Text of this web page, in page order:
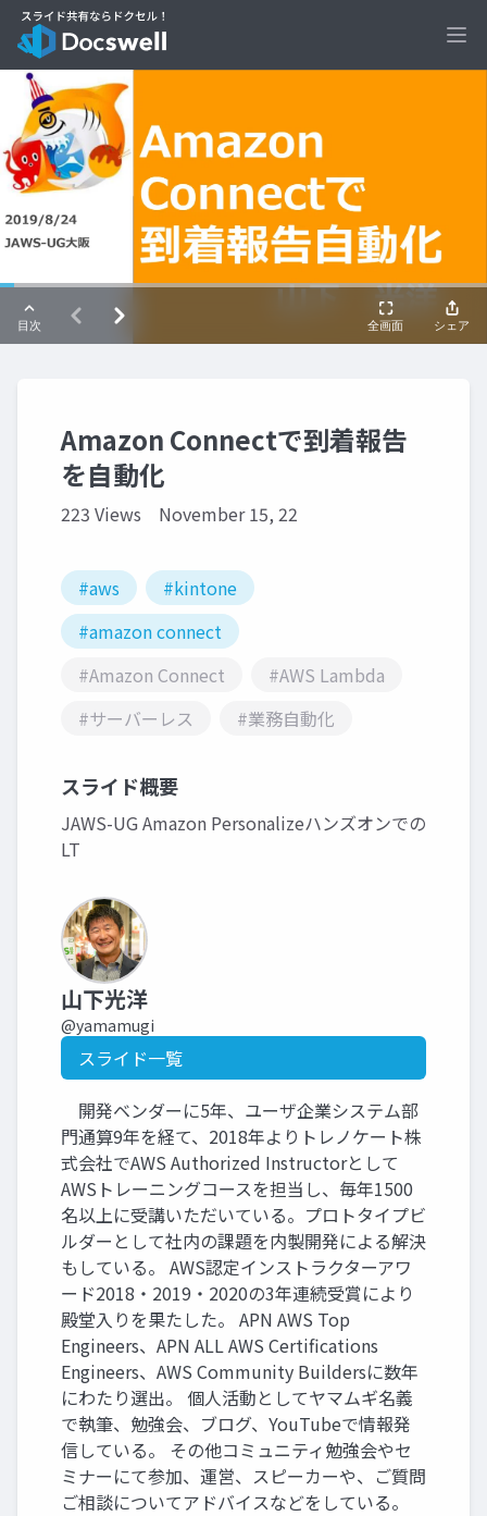
Amazon Connectで到着報告
を自動化
223 Views November 15, 22
#aws
#kintone
#amazon connect
#Amazon Connect
#AWS Lambda
#サーバーレス
#業務自動化
スライド概要
JAWS-UG Amazon Personalizeハンズオンでの
LT
山下光洋
@yamamugi
スライド一覧
開発ベンダーに5年、ユーザ企業システム部
門通算9年を経て、2018年よりトレノケート株
式会社でAWS Authorized Instructorとして
AWSトレーニングコースを担当し、毎年1500
名以上に受講いただいている。プロトタイプビ
ルダーとして社内の課題を内製開発による解決
もしている。 AWS認定インストラクターアワ
ード2018・2019・2020の3年連続受賞により
殿堂入りを果たした。 APN AWS Top
Engineers、APN ALL AWS Certifications
Engineers、AWS Community Buildersに数年
にわたり選出。 個人活動としてヤマムギ名義
で執筆、勉強会、ブログ、YouTubeで情報発
信している。 その他コミュニティ勉強会やセ
ミナーにて参加、運営、スピーカーや、ご質問
ご相談についてアドバイスなどをしている。